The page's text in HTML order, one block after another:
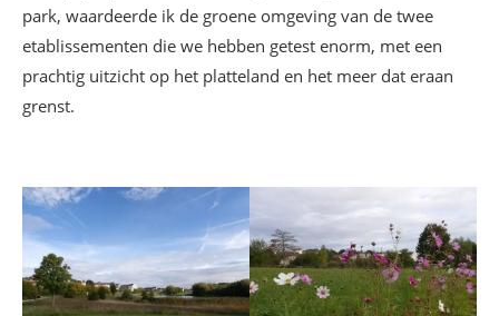
park, waardeerde ik de groene omgeving van de twee
etablissementen die we hebben getest enorm, met een
prachtig uitzicht op het platteland en het meer dat eraan
grenst.